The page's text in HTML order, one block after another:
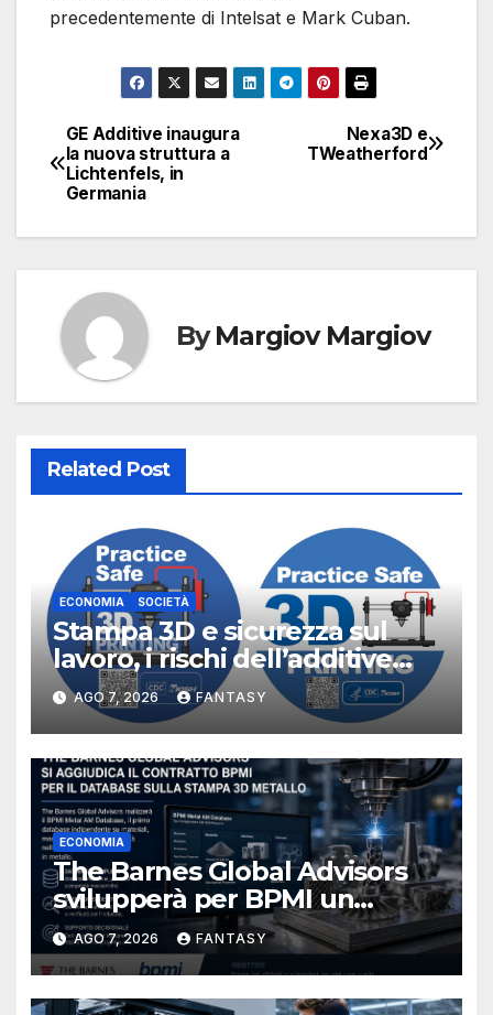
precedentemente di Intelsat e Mark Cuban.
Navigazione
articoli
Nexa3D e
TWeatherford
GE Additive inaugura
la nuova struttura a
Lichtenfels, in
Germania
ByMargiov Margiov
Related Post
ECONOMIA SOCIETÀ
Stampa 3D e sicurezza sul
lavoro, i rischi dell’additive
manufacturing secondo
NIOSH
AGO 7, 2026 FANTASY
ECONOMIA
The Barnes Global Advisors
svilupperà per BPMI un
database per la stampa 3D
metallica destinata alla filiera
navale statunitense
AGO 7, 2026 FANTASY